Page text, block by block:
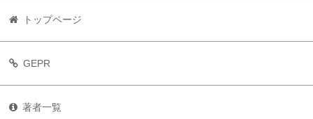
トップページ
GEPR
著者一覧